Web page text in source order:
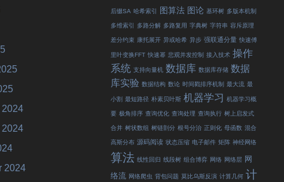
2024
2024
2024
后缀SA 哈希索引 图算法 图论 基环树 多版本机制
多维索引 多路分解 多路复用 字典树 字符串 容斥原理
差分约束 康托展开 异或哈希 异步 强联通分量 快速傅
里叶变换FFT 快速幂 悲观并发控制 接入技术 操作
系统 支持向量机 数据库 数据库存储 数据
库实验 数据结构 数论 时间戳排序机制 最大流 最
小割 最短路径 朴素贝叶斯 机器学习 机器学习概
要 极角排序 查询优化 查询处理 查询执行 树上启发式
合并 树状数组 树链剖分 根号分治 正则化 母函数 混合
高斯分布 源码阅读 状态压缩 电子邮件 矩阵 神经网络
算法 线性回归 线段树 组合博弈 网络 网络层 网
络流 网络爬虫 背包问题 莫比乌斯反演 计算几何 计